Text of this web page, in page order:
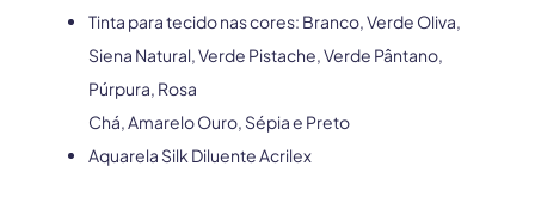
Tinta para tecido nas cores: Branco, Verde Oliva,
Siena Natural, Verde Pistache, Verde Pântano,
Púrpura, Rosa
Chá, Amarelo Ouro, Sépia e Preto
Aquarela Silk Diluente Acrilex